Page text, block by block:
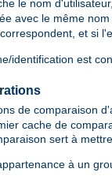
le nom
avec le même nom
et si
identification est
de comparaison
cache de
sert à
à un